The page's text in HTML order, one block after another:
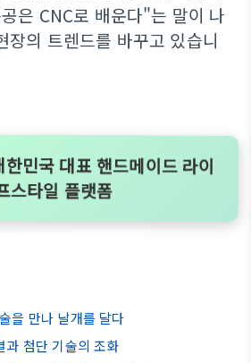
은 CNC로 배운다"는 말이 나
장의 트렌드를 바꾸고 있습니
민국 대표 핸드메이드 라이
스타일 플랫폼
을 만나 날개를 달다
과 첨단 기술의 조화